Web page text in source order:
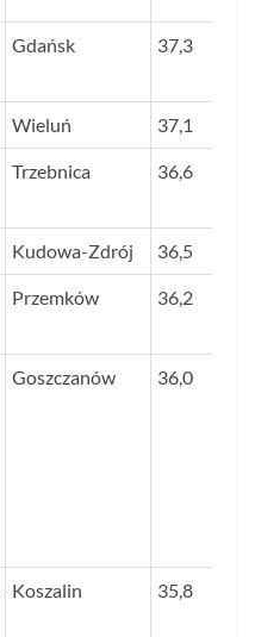
Gdańsk 37,3
Wieluń 37,1
Trzebnica 36,6
Kudowa-Zdrój 36,5
Przemków 36,2
Goszczanów 36,0
Koszalin 35,8